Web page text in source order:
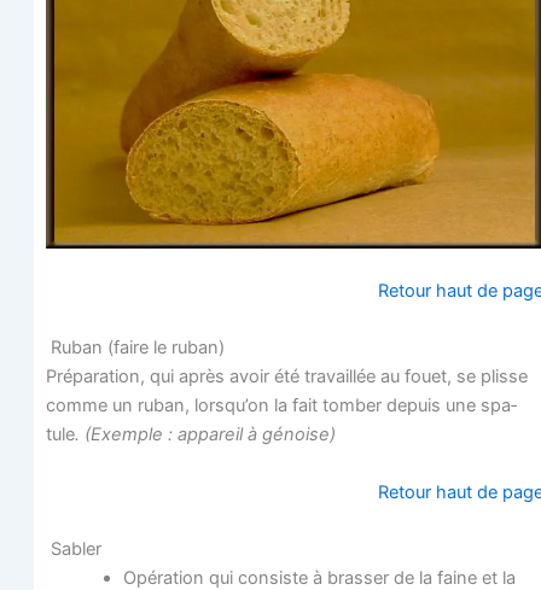
Retour haut de
Ruban (faire le ruban)
Pré­pa­ra­tion, qui après avoir été tra­vaillée au fouet, se plisse
comme un ruban, lorsqu’on la fait tom­ber depuis une spa­
tule. (Exemple : appa­reil à génoise)
Retour haut de
Sabler
Opé­ra­tion qui consiste à bras­ser de la faine et la